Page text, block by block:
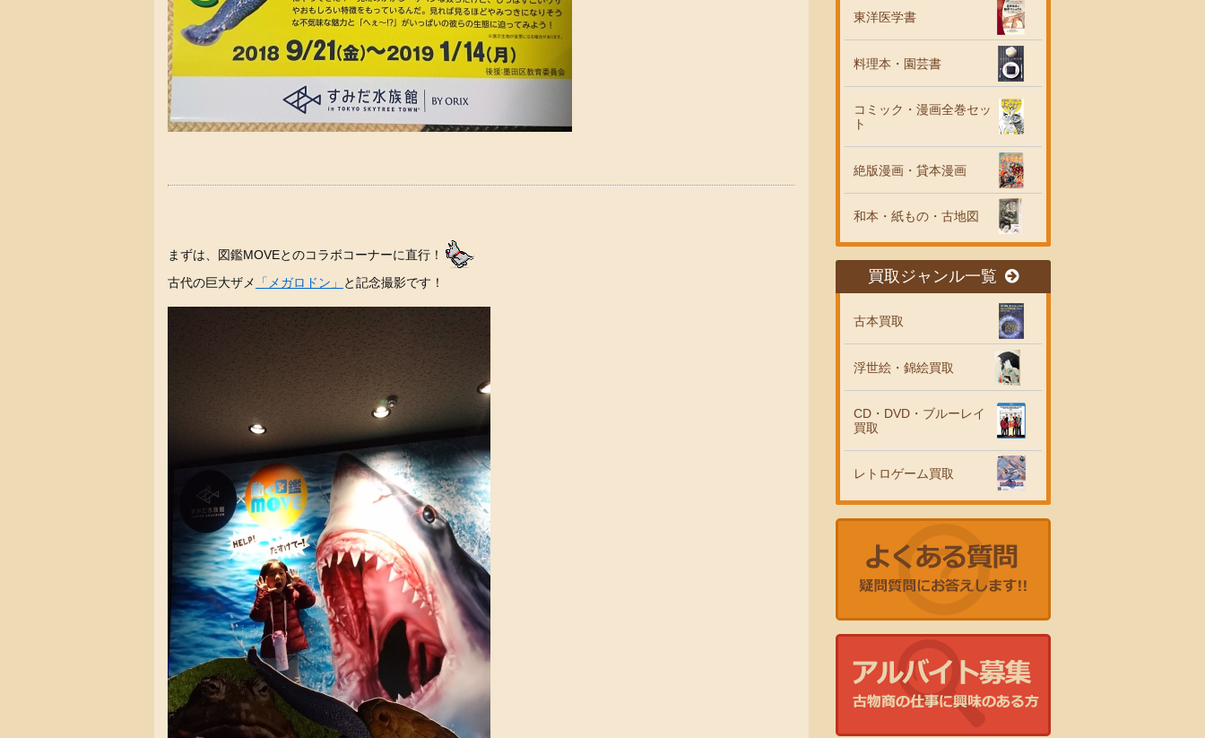
まずは、図鑑MOVEとのコラボコーナーに直行！
古代の巨大ザメ
「メガロドン」 と記念撮影です！
東洋医学書
料理本・園芸書
コミック・漫画全巻セッ
ト
絶版漫画・貸本漫画
和本・紙もの・古地図
買取ジャンル一覧
古本買取
浮世絵・錦絵買取
CD・DVD・ブルーレイ
買取
レトロゲーム買取